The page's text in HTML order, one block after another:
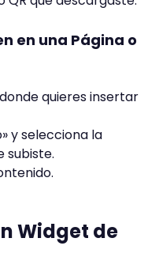
en una Página o
quieres insertar
y selecciona la
subiste.
Widget de